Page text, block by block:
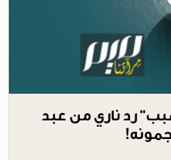
رد ناري من عبد